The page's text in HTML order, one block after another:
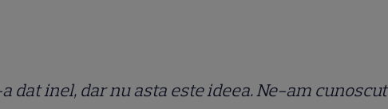
dat inel, dar nu asta este ideea. Ne-am cunoscut